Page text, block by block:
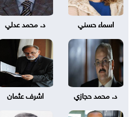
اسماء حسني د. محمد عدلي
د. محمد حجازي اشرف عثمان